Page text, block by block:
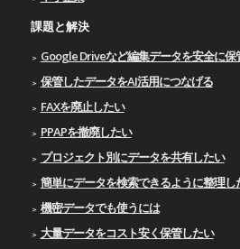
課題と解決
Google Driveなど編集データを安全に保
保管したデータをAI活用につなげる
FAXを廃止したい
PPAPを撤廃したい
プロジェクト別にデータを共有したい
簡単にデータを検索できるように整理し
機密データでも使うには
大量データをコスト安く保管したい